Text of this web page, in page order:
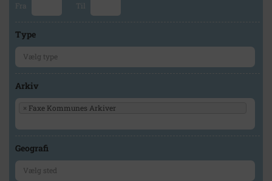
Fra Til
Type
Arkiv
× Faxe Kommunes Arkiver
Geografi